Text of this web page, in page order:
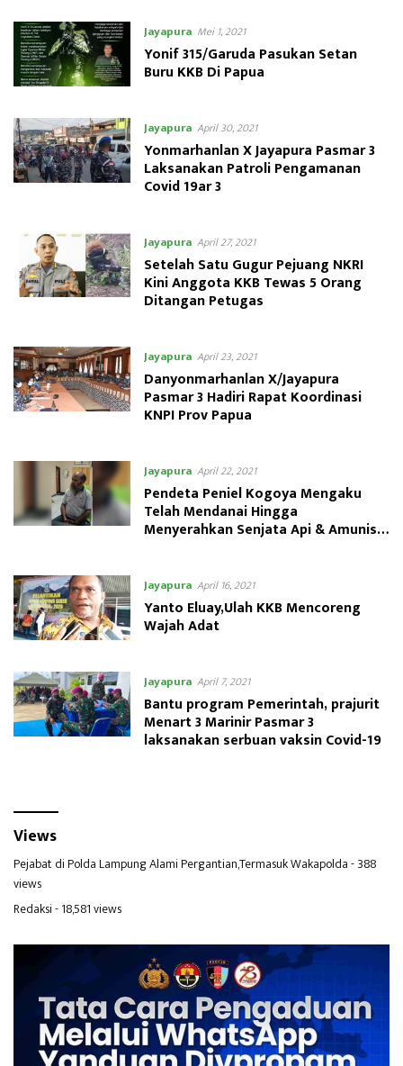
Jayapura Mei 1, 2021
Yonif 315/Garuda Pasukan Setan
Buru KKB Di Papua
Jayapura April 30, 2021
Yonmarhanlan X Jayapura Pasmar 3
Laksanakan Patroli Pengamanan
Covid 19ar 3
Jayapura April 27, 2021
Setelah Satu Gugur Pejuang NKRI
Kini Anggota KKB Tewas 5 Orang
Ditangan Petugas
Jayapura April 23, 2021
Danyonmarhanlan X/Jayapura
Pasmar 3 Hadiri Rapat Koordinasi
KNPI Prov Papua
Jayapura April 22, 2021
Pendeta Peniel Kogoya Mengaku
Telah Mendanai Hingga
Menyerahkan Senjata Api & Amunisi
Jayapura April 16, 2021
Yanto Eluay,Ulah KKB Mencoreng
Wajah Adat
Jayapura April 7, 2021
Bantu program Pemerintah, prajurit
Menart 3 Marinir Pasmar 3
laksanakan serbuan vaksin Covid-19
Views
Pejabat di Polda Lampung Alami Pergantian,Termasuk Wakapolda- 388
views
Redaksi- 18,581 views